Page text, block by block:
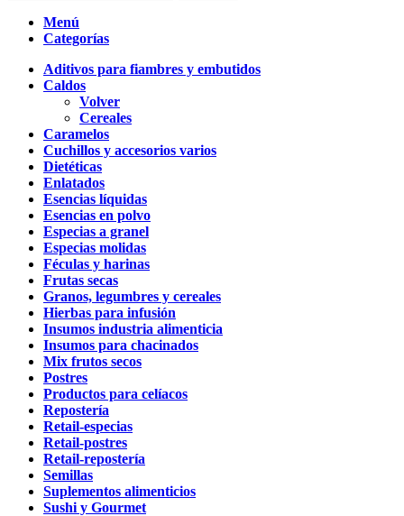
Menú
Categorías
Aditivos para fiambres y embutidos
Caldos
Volver
Cereales
Caramelos
Cuchillos y accesorios varios
Dietéticas
Enlatados
Esencias líquidas
Esencias en polvo
Especias a granel
Especias molidas
Féculas y harinas
Frutas secas
Granos, legumbres y cereales
Hierbas para infusión
Insumos industria alimenticia
Insumos para chacinados
Mix frutos secos
Postres
Productos para celíacos
Repostería
Retail-especias
Retail-postres
Retail-repostería
Semillas
Suplementos alimenticios
Sushi y Gourmet